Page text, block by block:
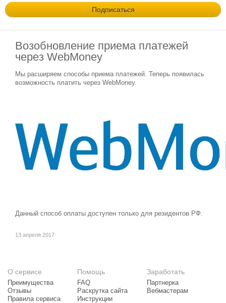
Возобновление приема платежей
через WebMoney
Мы расширяем способы приема платежей. Теперь появилась
возможность платить через WebMoney.
Данный способ оплаты доступен только для резидентов РФ.
13 апреля 2017
О сервисе
Преимущества
Отзывы
Правила сервиса
Помощь
FAQ
Раскрутка сайта
Инструкции
Заработать
Партнерка
Вебмастерам